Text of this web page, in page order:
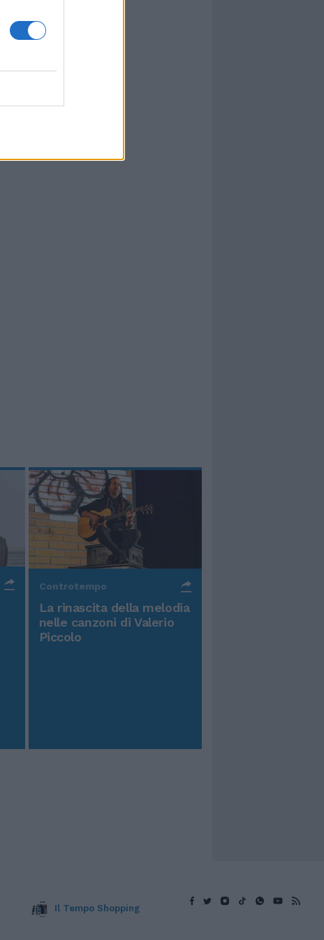
Controtempo
La rinascita della melodia
nelle canzoni di Valerio
Piccolo
Il Tempo Shopping